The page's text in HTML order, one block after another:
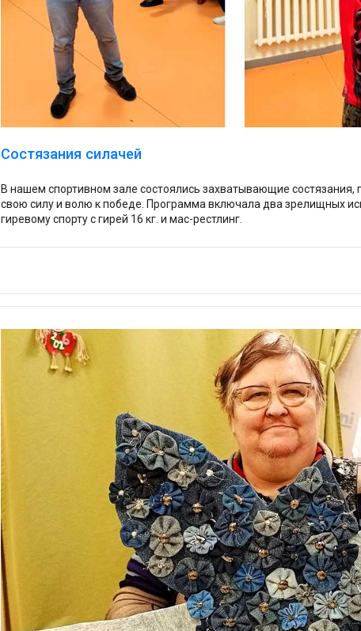
Состязания силачей
В нашем спортивном зале состоялись захватывающие состязания,
свою силу и волю к победе. Программа включала два зрелищных
гиревому спорту с гирей 16 кг. и мас-рестлинг.